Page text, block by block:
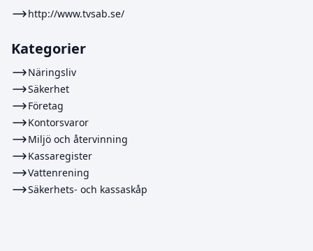
http://www.tvsab.se/
Kategorier
Näringsliv
Säkerhet
Företag
Kontorsvaror
Miljö och återvinning
Kassaregister
Vattenrening
Säkerhets- och kassaskåp